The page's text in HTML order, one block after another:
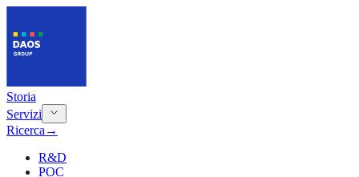
Storia
Servizi
Ricerca →
R&D
POC